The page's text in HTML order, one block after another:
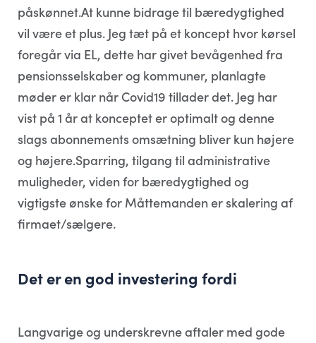
påskønnet.At kunne bidrage til bæredygtighed
vil være et plus. Jeg tæt på et koncept hvor kørsel
foregår via EL, dette har givet bevågenhed fra
pensionsselskaber og kommuner, planlagte
møder er klar når Covid19 tillader det. Jeg har
vist på 1 år at konceptet er optimalt og denne
slags abonnements omsætning bliver kun højere
og højere.Sparring, tilgang til administrative
muligheder, viden for bæredygtighed og
vigtigste ønske for Måttemanden er skalering af
firmaet/sælgere.
Det er en god investering fordi
Langvarige og underskrevne aftaler med gode